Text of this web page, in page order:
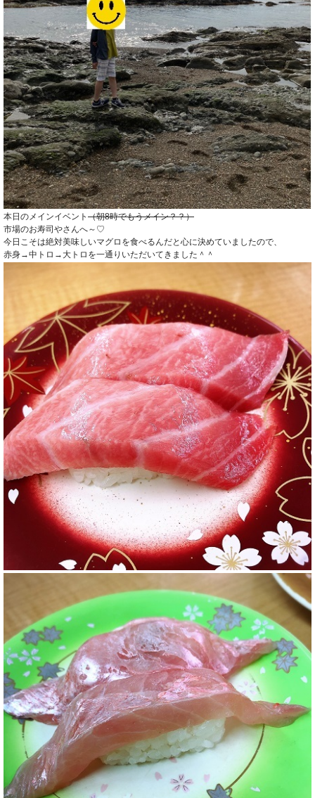
本日のメインイベント （朝8時でもうメイン？？）
市場のお寿司やさんへ～♡
今日こそは絶対美味しいマグロを食べるんだと心に決めていましたので、
赤身→中トロ→大トロを一通りいただいてきました＾＾